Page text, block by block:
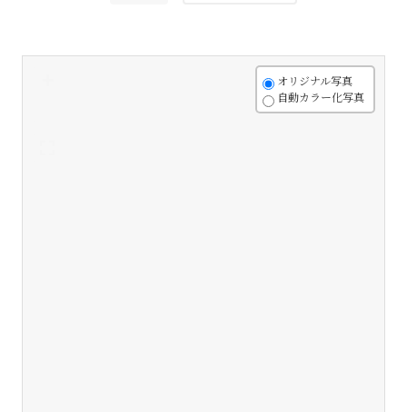
オリジナル写真
自動カラー化写真